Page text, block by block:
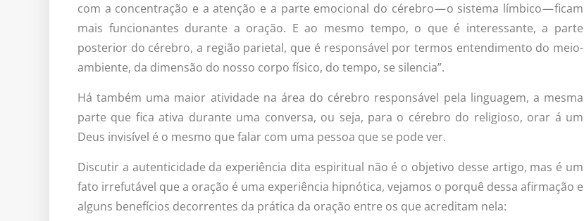
com a concentração e a atenção e a parte emocional do cérebro — o sistema límbico — ficam
mais funcionantes durante a oração. E ao mesmo tempo, o que é interessante, a parte
posterior do cérebro, a região parietal, que é responsável por termos entendimento do meio-
ambiente, da dimensão do nosso corpo físico, do tempo, se silencia”.
Há também uma maior atividade na área do cérebro responsável pela linguagem, a mesma
parte que fica ativa durante uma conversa, ou seja, para o cérebro do religioso, orar á um
Deus invisível é o mesmo que falar com uma pessoa que se pode ver.
Discutir a autenticidade da experiência dita espiritual não é o objetivo desse artigo, mas é um
fato irrefutável que a oração é uma experiência hipnótica, vejamos o porquê dessa afirmação e
alguns benefícios decorrentes da prática da oração entre os que acreditam nela: